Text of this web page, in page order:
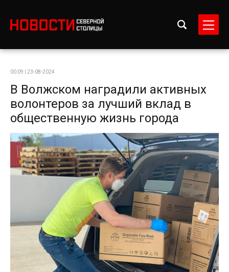
00:09 | 23-08-2024
В Волжском наградили активных
волонтеров за лучший вклад в
общественную жизнь города